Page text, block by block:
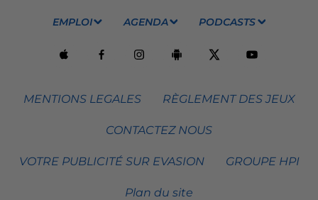
EMPLOI AGENDA PODCASTS
MENTIONS LEGALES RÈGLEMENT DES JEUX
CONTACTEZ NOUS
VOTRE PUBLICITÉ SUR EVASION GROUPE HPI
Plan du site